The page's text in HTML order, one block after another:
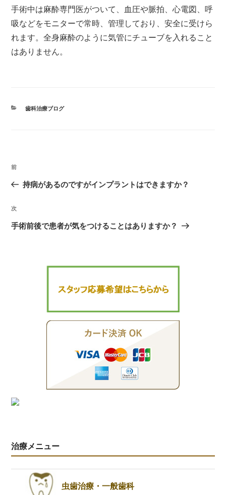
手術中は麻酔専門医がついて、血圧や脈拍、心電図、呼
吸などをモニターで常時、管理しており、安全に受けら
れます。全身麻酔のように気管にチューブを入れること
はありません。
カ
歯科治療ブログ
投
ナ
ビ
ー
過
去
投
稿
前
持病があるのですがインプラントはできますか？
次
の
次
手術前後で患者が気をつけることはありますか？
治療メニュー
虫歯治療・一般歯科